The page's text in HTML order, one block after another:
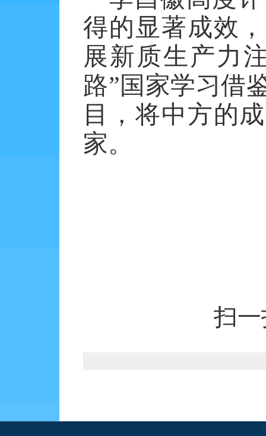
得的显著成效
展新质生产力
路”国家学习借
目，将中方的
家。
扫